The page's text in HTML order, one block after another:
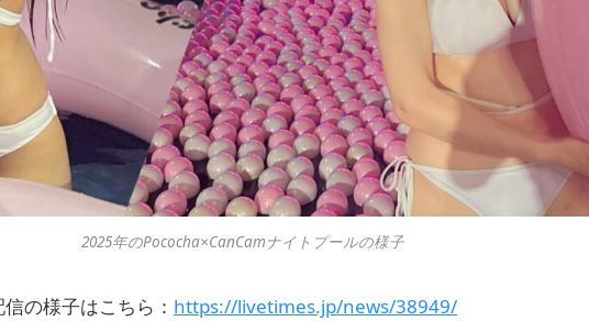
2025年のPococha×CanCamナイトプールの様子
の様子はこちら： https://livetimes.jp/news/38949/